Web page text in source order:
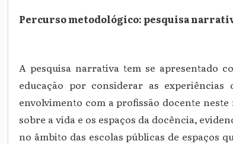
Percurso metodológico: pesquisa
A pesquisa narrativa tem se apresentado
educação por considerar as experiências
envolvimento com a profissão docente
sobre a vida e os espaços da docência,
no âmbito das escolas públicas de espaços